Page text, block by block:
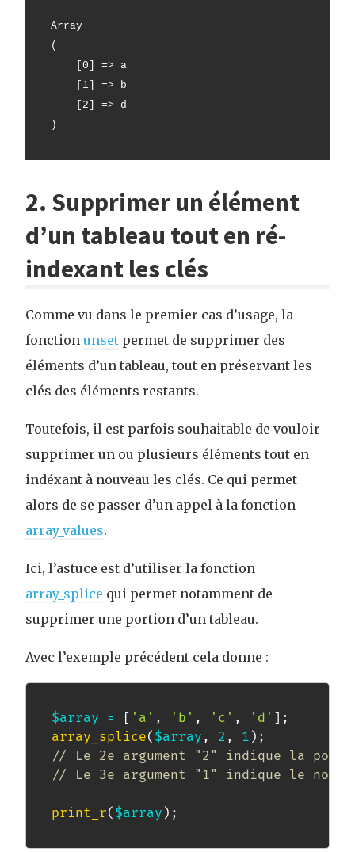
Array
(
    [0] => a
    [1] => b
    [2] => d
)
2. Supprimer un élément
d’un tableau tout en ré-
indexant les clés
Comme vu dans le premier cas d’usage, la
fonction unset permet de supprimer des
éléments d’un tableau, tout en préservant les
clés des éléments restants.
Toutefois, il est parfois souhaitable de vouloir
supprimer un ou plusieurs éléments tout en
indéxant à nouveau les clés. Ce qui permet
alors de se passer d’un appel à la fonction
array_values.
Ici, l’astuce est d’utiliser la fonction
array_splice qui permet notamment de
supprimer une portion d’un tableau.
Avec l’exemple précédent cela donne :
$array = [ 'a' , 'b' , 'c' , 'd' ] ;
array_splice( $array , 2 , 1 ) ;
// Le 2e argument "2" indique la
// Le 3e argument "1" indique le
print_r( $array ) ;